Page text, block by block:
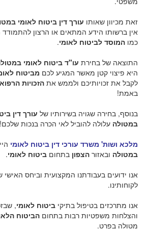
זאת מכיוון שאותו עורך דין ביטוח לאומי
אין ברשותו הידע המתאים או הרצון
כמוהמוסד לביטוח לאומי.
התוצאה של בחירת עו"ד ביטוח לאומי
היא פיצוי קטן מאשר המגיע לכם מביטוח
לקבל את זכויותיכם ולממש אתהזכויות
באמת!
בנוסף, בחירה שגויה בשירותיו של עורך דין
במטולה עלולה להוביל לאי הכרה בנכות שלכם!
מלכא ושות' משרד עורכי דין ביטוח לאומי
במטולה ובאזורהצפון בתחוםביטוח לאומי.
אנו ידועים בעבודתנו המקצועית וביחס האישי
לקוחותינו.
אנו מתרכזים בטיפול בתיקיביטוח לאומי,
והצלחות משפטיות רבות בתחוםהביטוח
מטולה בפרט.